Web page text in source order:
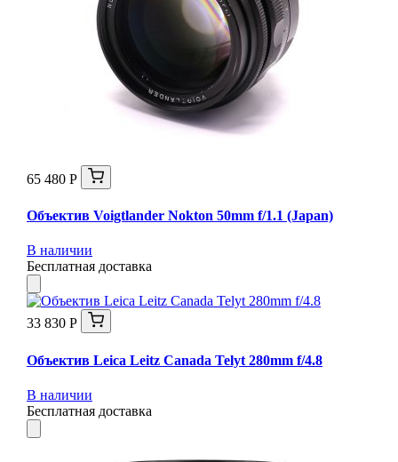
65 480 Р
Объектив Voigtlander Nokton 50mm f/1.1 (Japan)
В наличии
Бесплатная доставка
33 830 Р
Объектив Leica Leitz Canada Telyt 280mm f/4.8
В наличии
Бесплатная доставка